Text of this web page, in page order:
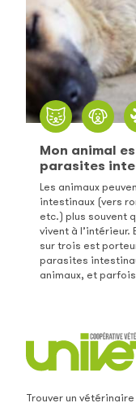
Mon animal
parasites
Les animaux
intestinaux (vers
etc.) plus souvent
vivent à l’intérieur.
sur trois est
parasites
animaux, et
Trouver un vétérinaire